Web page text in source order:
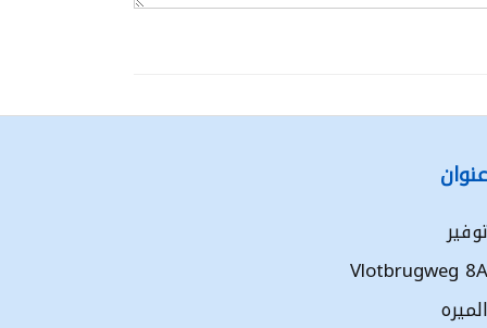
عنوان
توفير
Vlotbrugweg 8A
الميره